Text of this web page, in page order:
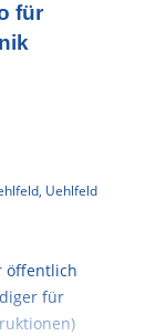
für
Uehlfeld
öffentlich
für